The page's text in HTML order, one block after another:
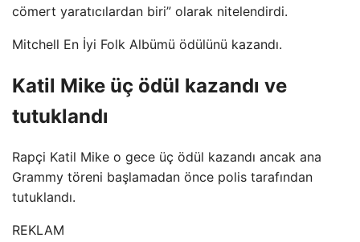
cömert yaratıcılardan biri” olarak nitelendirdi.
Mitchell En İyi Folk Albümü ödülünü kazandı.
Katil Mike üç ödül kazandı ve
tutuklandı
Rapçi Katil Mike o gece üç ödül kazandı ancak ana
Grammy töreni başlamadan önce polis tarafından
tutuklandı.
REKLAM